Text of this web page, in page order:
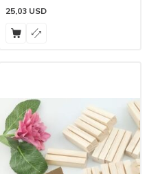
25,03 USD